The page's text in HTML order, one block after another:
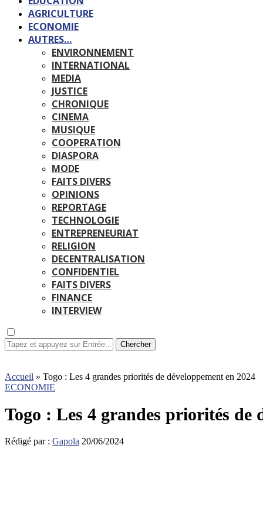
AGRICULTURE
ECONOMIE
AUTRES…
ENVIRONNEMENT
INTERNATIONAL
MEDIA
JUSTICE
CHRONIQUE
CINEMA
MUSIQUE
COOPERATION
DIASPORA
MODE
FAITS DIVERS
OPINIONS
REPORTAGE
TECHNOLOGIE
ENTREPRENEURIAT
RELIGION
DECENTRALISATION
CONFIDENTIEL
FAITS DIVERS
FINANCE
INTERVIEW
Chercher
Accueil » Togo : Les 4 grandes priorités de développement en 2024
ECONOMIE
Togo : Les 4 grandes priorités de
Rédigé par : Gapola 20/06/2024